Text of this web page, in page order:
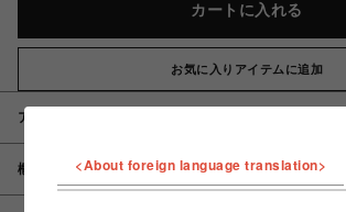
カートに入れる
お気に入りアイテムに追加
アイテム説明 / 素材
概要 <About foreign language translation>